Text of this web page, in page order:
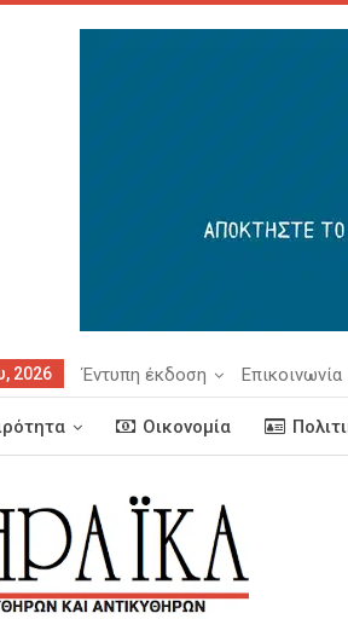
2026 Έντυπη έκδοση Επικοινωνία
Οικονομία